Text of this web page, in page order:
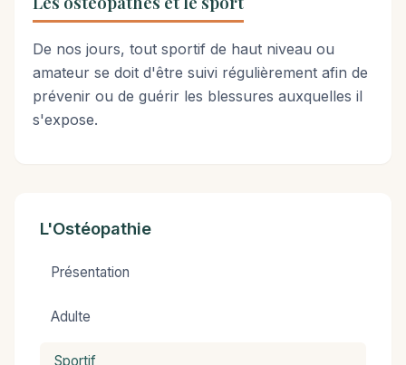
De nos jours, tout sportif de haut niveau ou
amateur se doit d'être suivi régulièrement afin de
prévenir ou de guérir les blessures auxquelles il
s'expose.
L'Ostéopathie
Présentation
Adulte
Sportif